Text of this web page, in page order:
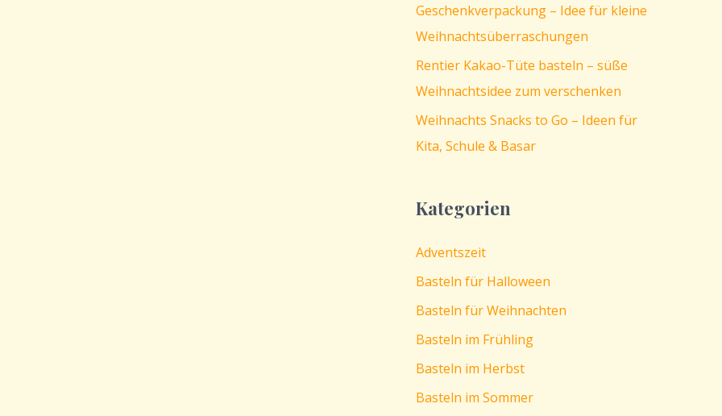
Geschenkverpackung – Idee für kleine
Weihnachtsüberraschungen
Rentier Kakao-Tüte basteln – süße
Weihnachtsidee zum verschenken
Weihnachts Snacks to Go – Ideen für
Kita, Schule & Basar
Kategorien
Adventszeit
Basteln für Halloween
Basteln für Weihnachten
Basteln im Frühling
Basteln im Herbst
Basteln im Sommer